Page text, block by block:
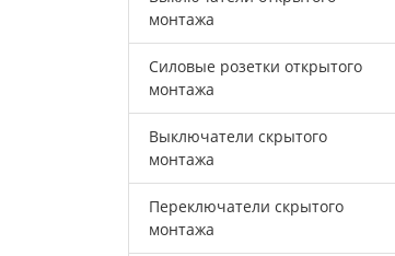
монтажа
Силовые розетки открытого
монтажа
Выключатели скрытого
монтажа
Переключатели скрытого
монтажа